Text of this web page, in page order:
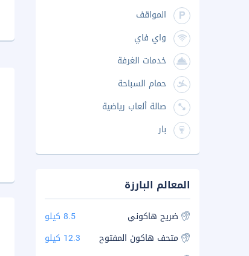
المواقف
واي فاي
خدمات الغرفة
حمام السباحة
صالة ألعاب رياضية
بار
المعالم البارزة
ضريح هاكوني
8.5 كيلو
متحف هاكون المفتوح
12.3 كيلو